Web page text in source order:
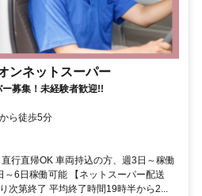
ンネットスーパー
募集！未経験者歓迎!!
ら徒歩5分
行直帰OK 車両持込の方、週3日～稼働
6日稼働可能 【ネットスーパー配送
次第終了 平均終了時間19時半から2...